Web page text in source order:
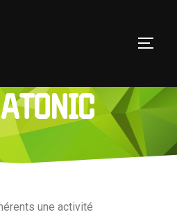
une activité